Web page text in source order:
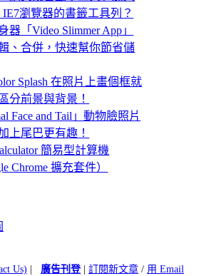
IE7瀏覽器的書籤工具列？
器「Video Slimmer App」
、合併，快速幫你節省儲
Splash 在照片上畫個框就
分前景與背景！
Face and Tail」動物臉照片
上尾巴更有趣！
簡易型計算機
Chrome 擴充套件）
Us) 廣告刊登| 訂閱新文章 / 用 Email